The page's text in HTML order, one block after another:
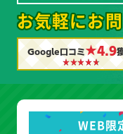
お気軽にお
Google口コミ★4.9
WEB限